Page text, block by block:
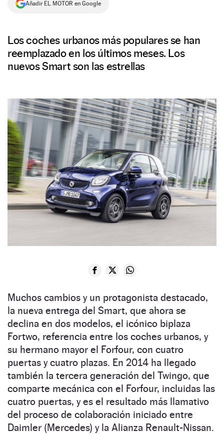
SÍGUENOS
Añadir EL MOTOR en Google
Los coches urbanos más populares se han
reemplazado en los últimos meses. Los
nuevos Smart son las estrellas
Muchos cambios y un protagonista destacado,
la nueva entrega del Smart, que ahora se
declina en dos modelos, el icónico biplaza
Fortwo, referencia entre los coches urbanos, y
su hermano mayor el Forfour, con cuatro
puertas y cuatro plazas. En 2014 ha llegado
también la tercera generación del Twingo, que
comparte mecánica con el Forfour, incluidas las
cuatro puertas, y es el resultado más llamativo
del proceso de colaboración iniciado entre
Daimler (Mercedes) y la Alianza Renault-Nissan.